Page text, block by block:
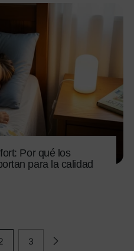
Por qué los
para la calidad
3